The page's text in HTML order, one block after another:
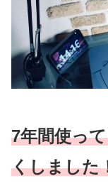
7年間使っ
くしました